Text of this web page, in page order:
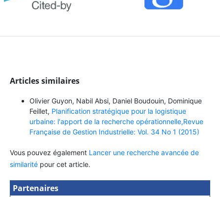
Articles similaires
Olivier Guyon, Nabil Absi, Daniel Boudouin, Dominique
Feillet, Planification stratégique pour la logistique
urbaine: l'apport de la recherche opérationnelle,Revue
Française de Gestion Industrielle: Vol. 34 No 1 (2015)
Vous pouvez également Lancer une recherche avancée de
similaritépour cet article.
Partenaires